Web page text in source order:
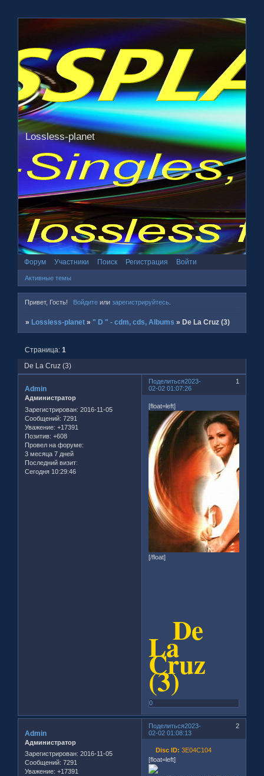
Lossless-planet
Форум Участники Поиск Регистрация Войти
Активные темы
Привет, Гость! Войдитеили зарегистрируйтесь.
» Lossless-planet » " D " - cdm, cds, Albums » De La Cruz (3)
De La Cruz (3)
Страница:1
Поделиться 1
2023-
02-02 01:07:26
Admin
Администратор
Зарегистрирован: 2016-11-05
Сообщений: 7291
Уважение: +17391
Позитив: +608
Провел на форуме:
3 месяца 7 дней
Последний визит:
Сегодня 10:29:46
[float=left]
[/float]
De
La
Cruz
(3)
0
Поделиться 2
2023-
02-02 01:08:13
Admin
Администратор
Зарегистрирован: 2016-11-05
Сообщений: 7291
Уважение: +17391
Disc ID: 3E04C104
[float=left]